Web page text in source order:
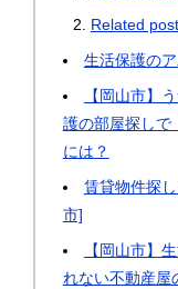
Related
生活保護の
【岡山市】
護の部屋探しで
には？
賃貸物件探
市]
【岡山市】
れない不動産屋